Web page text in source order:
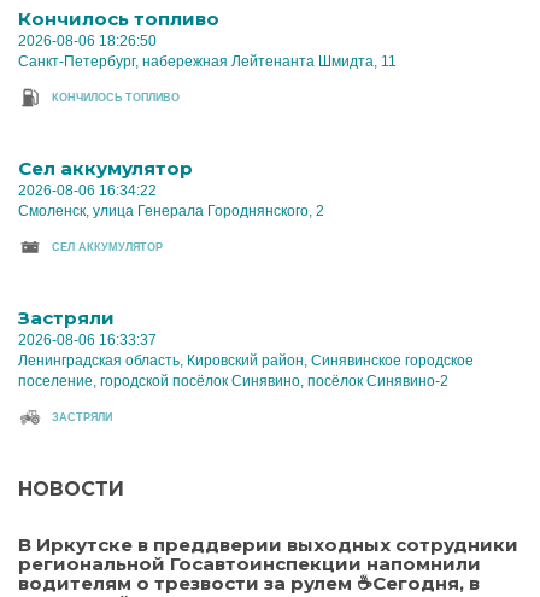
Кончилось топливо
2026-08-06 18:26:50
Санкт-Петербург, набережная Лейтенанта Шмидта, 11
КОНЧИЛОСЬ ТОПЛИВО
Cел аккумулятор
2026-08-06 16:34:22
Смоленск, улица Генерала Городнянского, 2
CЕЛ АККУМУЛЯТОР
Застряли
2026-08-06 16:33:37
Ленинградская область, Кировский район, Синявинское городское
поселение, городской посёлок Синявино, посёлок Синявино-2
ЗАСТРЯЛИ
НОВОСТИ
В Иркутске в преддверии выходных сотрудники
региональной Госавтоинспекции напомнили
водителям о трезвости за рулем ☕️Сегодня, в